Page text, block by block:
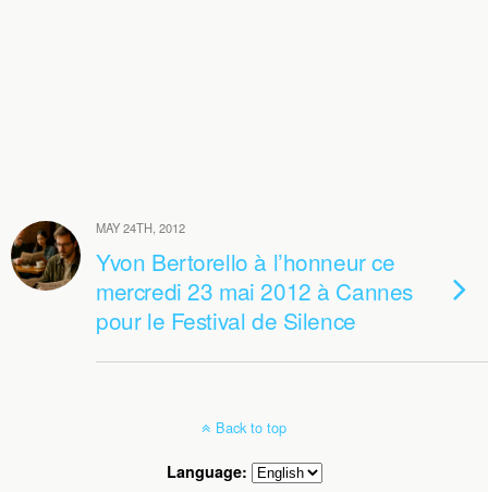
MAY 24TH, 2012
Yvon Bertorello à l’honneur ce
mercredi 23 mai 2012 à Cannes
pour le Festival de Silence
Back to top
Language: